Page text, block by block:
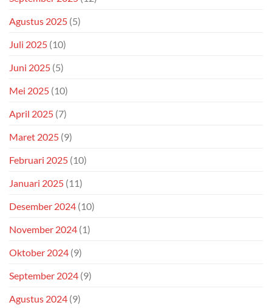
Agustus 2025 (5)
Juli 2025 (10)
Juni 2025 (5)
Mei 2025 (10)
April 2025 (7)
Maret 2025 (9)
Februari 2025 (10)
Januari 2025 (11)
Desember 2024 (10)
November 2024 (1)
Oktober 2024 (9)
September 2024 (9)
Agustus 2024 (9)